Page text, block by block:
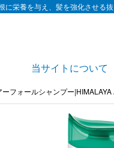
に栄養を与え、髪を強化させる
当サイトについて
フォールシャンプー